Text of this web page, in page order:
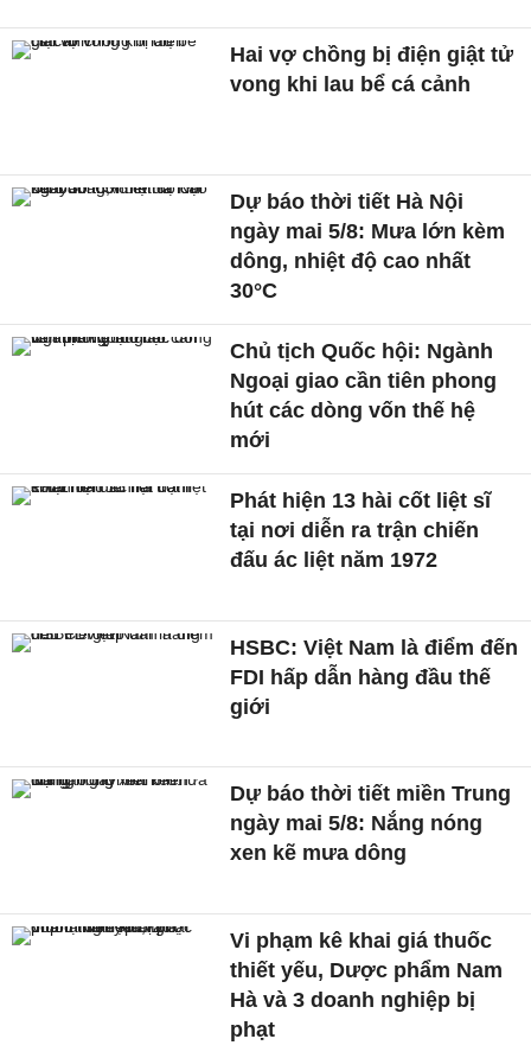
Hai vợ chồng bị điện giật tử
vong khi lau bể cá cảnh
Dự báo thời tiết Hà Nội
ngày mai 5/8: Mưa lớn kèm
dông, nhiệt độ cao nhất
30°C
Chủ tịch Quốc hội: Ngành
Ngoại giao cần tiên phong
hút các dòng vốn thế hệ
mới
Phát hiện 13 hài cốt liệt sĩ
tại nơi diễn ra trận chiến
đấu ác liệt năm 1972
HSBC: Việt Nam là điểm đến
FDI hấp dẫn hàng đầu thế
giới
Dự báo thời tiết miền Trung
ngày mai 5/8: Nắng nóng
xen kẽ mưa dông
Vi phạm kê khai giá thuốc
thiết yếu, Dược phẩm Nam
Hà và 3 doanh nghiệp bị
phạt